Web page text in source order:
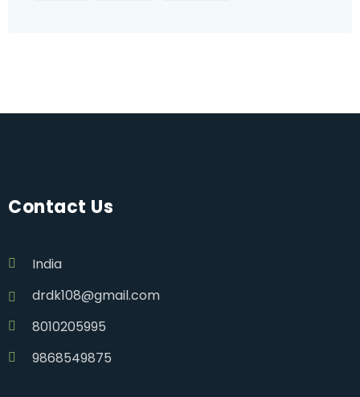
Contact Us
India
drdk108@gmail.com
8010205995
9868549875